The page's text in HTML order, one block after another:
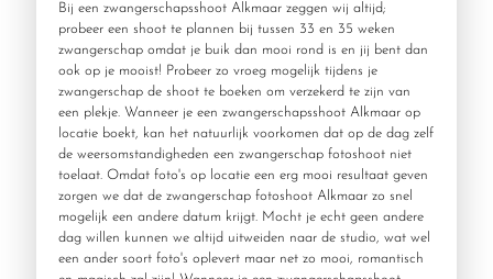
Bij een zwangerschapsshoot Alkmaar zeggen wij altijd;
probeer een shoot te plannen bij tussen 33 en 35 weken
zwangerschap omdat je buik dan mooi rond is en jij bent dan
ook op je mooist! Probeer zo vroeg mogelijk tijdens je
zwangerschap de shoot te boeken om verzekerd te zijn van
een plekje. Wanneer je een zwangerschapsshoot Alkmaar op
locatie boekt, kan het natuurlijk voorkomen dat op de dag zelf
de weersomstandigheden een zwangerschap fotoshoot niet
toelaat. Omdat foto's op locatie een erg mooi resultaat geven
zorgen we dat de zwangerschap fotoshoot Alkmaar zo snel
mogelijk een andere datum krijgt. Mocht je echt geen andere
dag willen kunnen we altijd uitweiden naar de studio, wat wel
een ander soort foto's oplevert maar net zo mooi, romantisch